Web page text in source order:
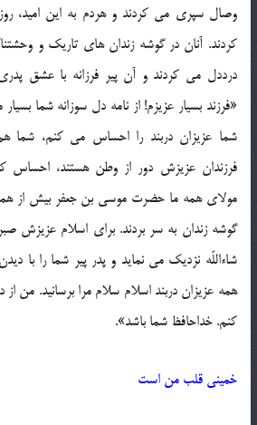
وصال سپری می کردند و هردم به این امید،
کردند. آنان در گوشه زندان های تاریک و
درددل می کردند و آن پیر فرزانه با عشق
«فرزند بسیار عزیزم! از نامه دل سوزانه شما
شما عزیزان دربند را احساس می کنم، شما
فرزندان عزیزش دور از وطن هستند، احساس
مولای همه ما حضرت موسی بن جعفر بیش از
گوشه زندان به سر بردند. برای اسلام عزیزش
شاءاللّه نزدیک می نماید و پدر پیر شما را با
همه عزیزان دربند اسلام سلام مرا برسانید. من
کنم. خداحافظ شما باشد».
خمینی قلب من است